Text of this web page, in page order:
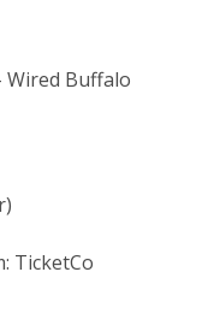
Wired Buffalo
TicketCo